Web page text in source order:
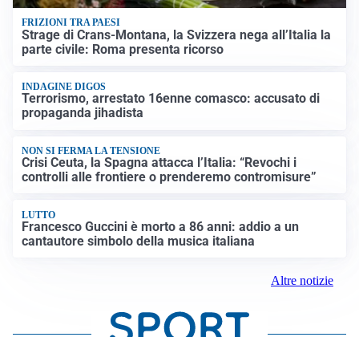
FRIZIONI TRA PAESI
Strage di Crans-Montana, la Svizzera nega all’Italia la
parte civile: Roma presenta ricorso
INDAGINE DIGOS
Terrorismo, arrestato 16enne comasco: accusato di
propaganda jihadista
NON SI FERMA LA TENSIONE
Crisi Ceuta, la Spagna attacca l’Italia: “Revochi i
controlli alle frontiere o prenderemo contromisure”
LUTTO
Francesco Guccini è morto a 86 anni: addio a un
cantautore simbolo della musica italiana
Altre notizie